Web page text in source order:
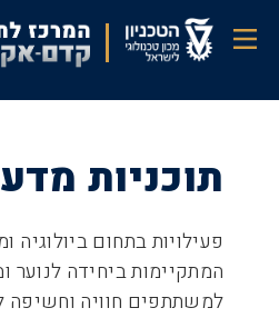
לתוכן
העיקרי
תוכניות
פעילויות בתחום ביולוגיה
המתקיימות ביחידה לנוער
למשתתפים חוויה וחשיפה